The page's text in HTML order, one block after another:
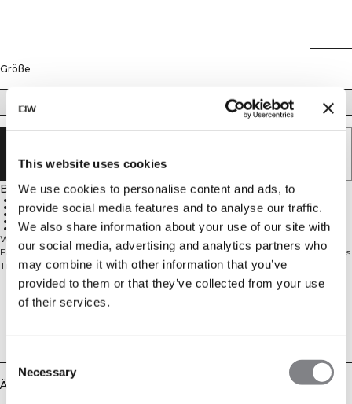
This website uses cookies
We use cookies to personalise content and ads, to
provide social media features and to analyse our traffic.
We also share information about your use of our site with
our social media, advertising and analytics partners who
may combine it with other information that you’ve
provided to them or that they’ve collected from your use
of their services.
Selection
Necessary
Größe
XL XXL
ERHALTEN
Beschreibung
Normale Passform
ICIW-Logo
SWEATTECH™-Technologie
88 % Nylon, 12 % Spandex
Wir lieben ein klassisches Trainings-T-Shirt! Wähle zwischen verschiedenen
Farben, wir haben sowohl neutrale Farben als auch leuchtende Farben. Dieses
Trainings-T-Shirt ist ein Muss für deine Trainingsgarderobe. Mit einem
höheren Halsausschnitt und unserer SWEATTECH™-Technologie bleibst du
beim Training bequem und trocken. 88% Nylon, 12% Elastan
Technical Aspects
Lieferung & Rückgabe
Ähnliche Produkte